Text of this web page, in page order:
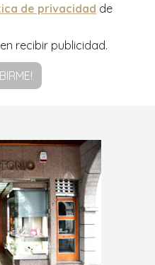
de privacidad de
recibir publicidad.